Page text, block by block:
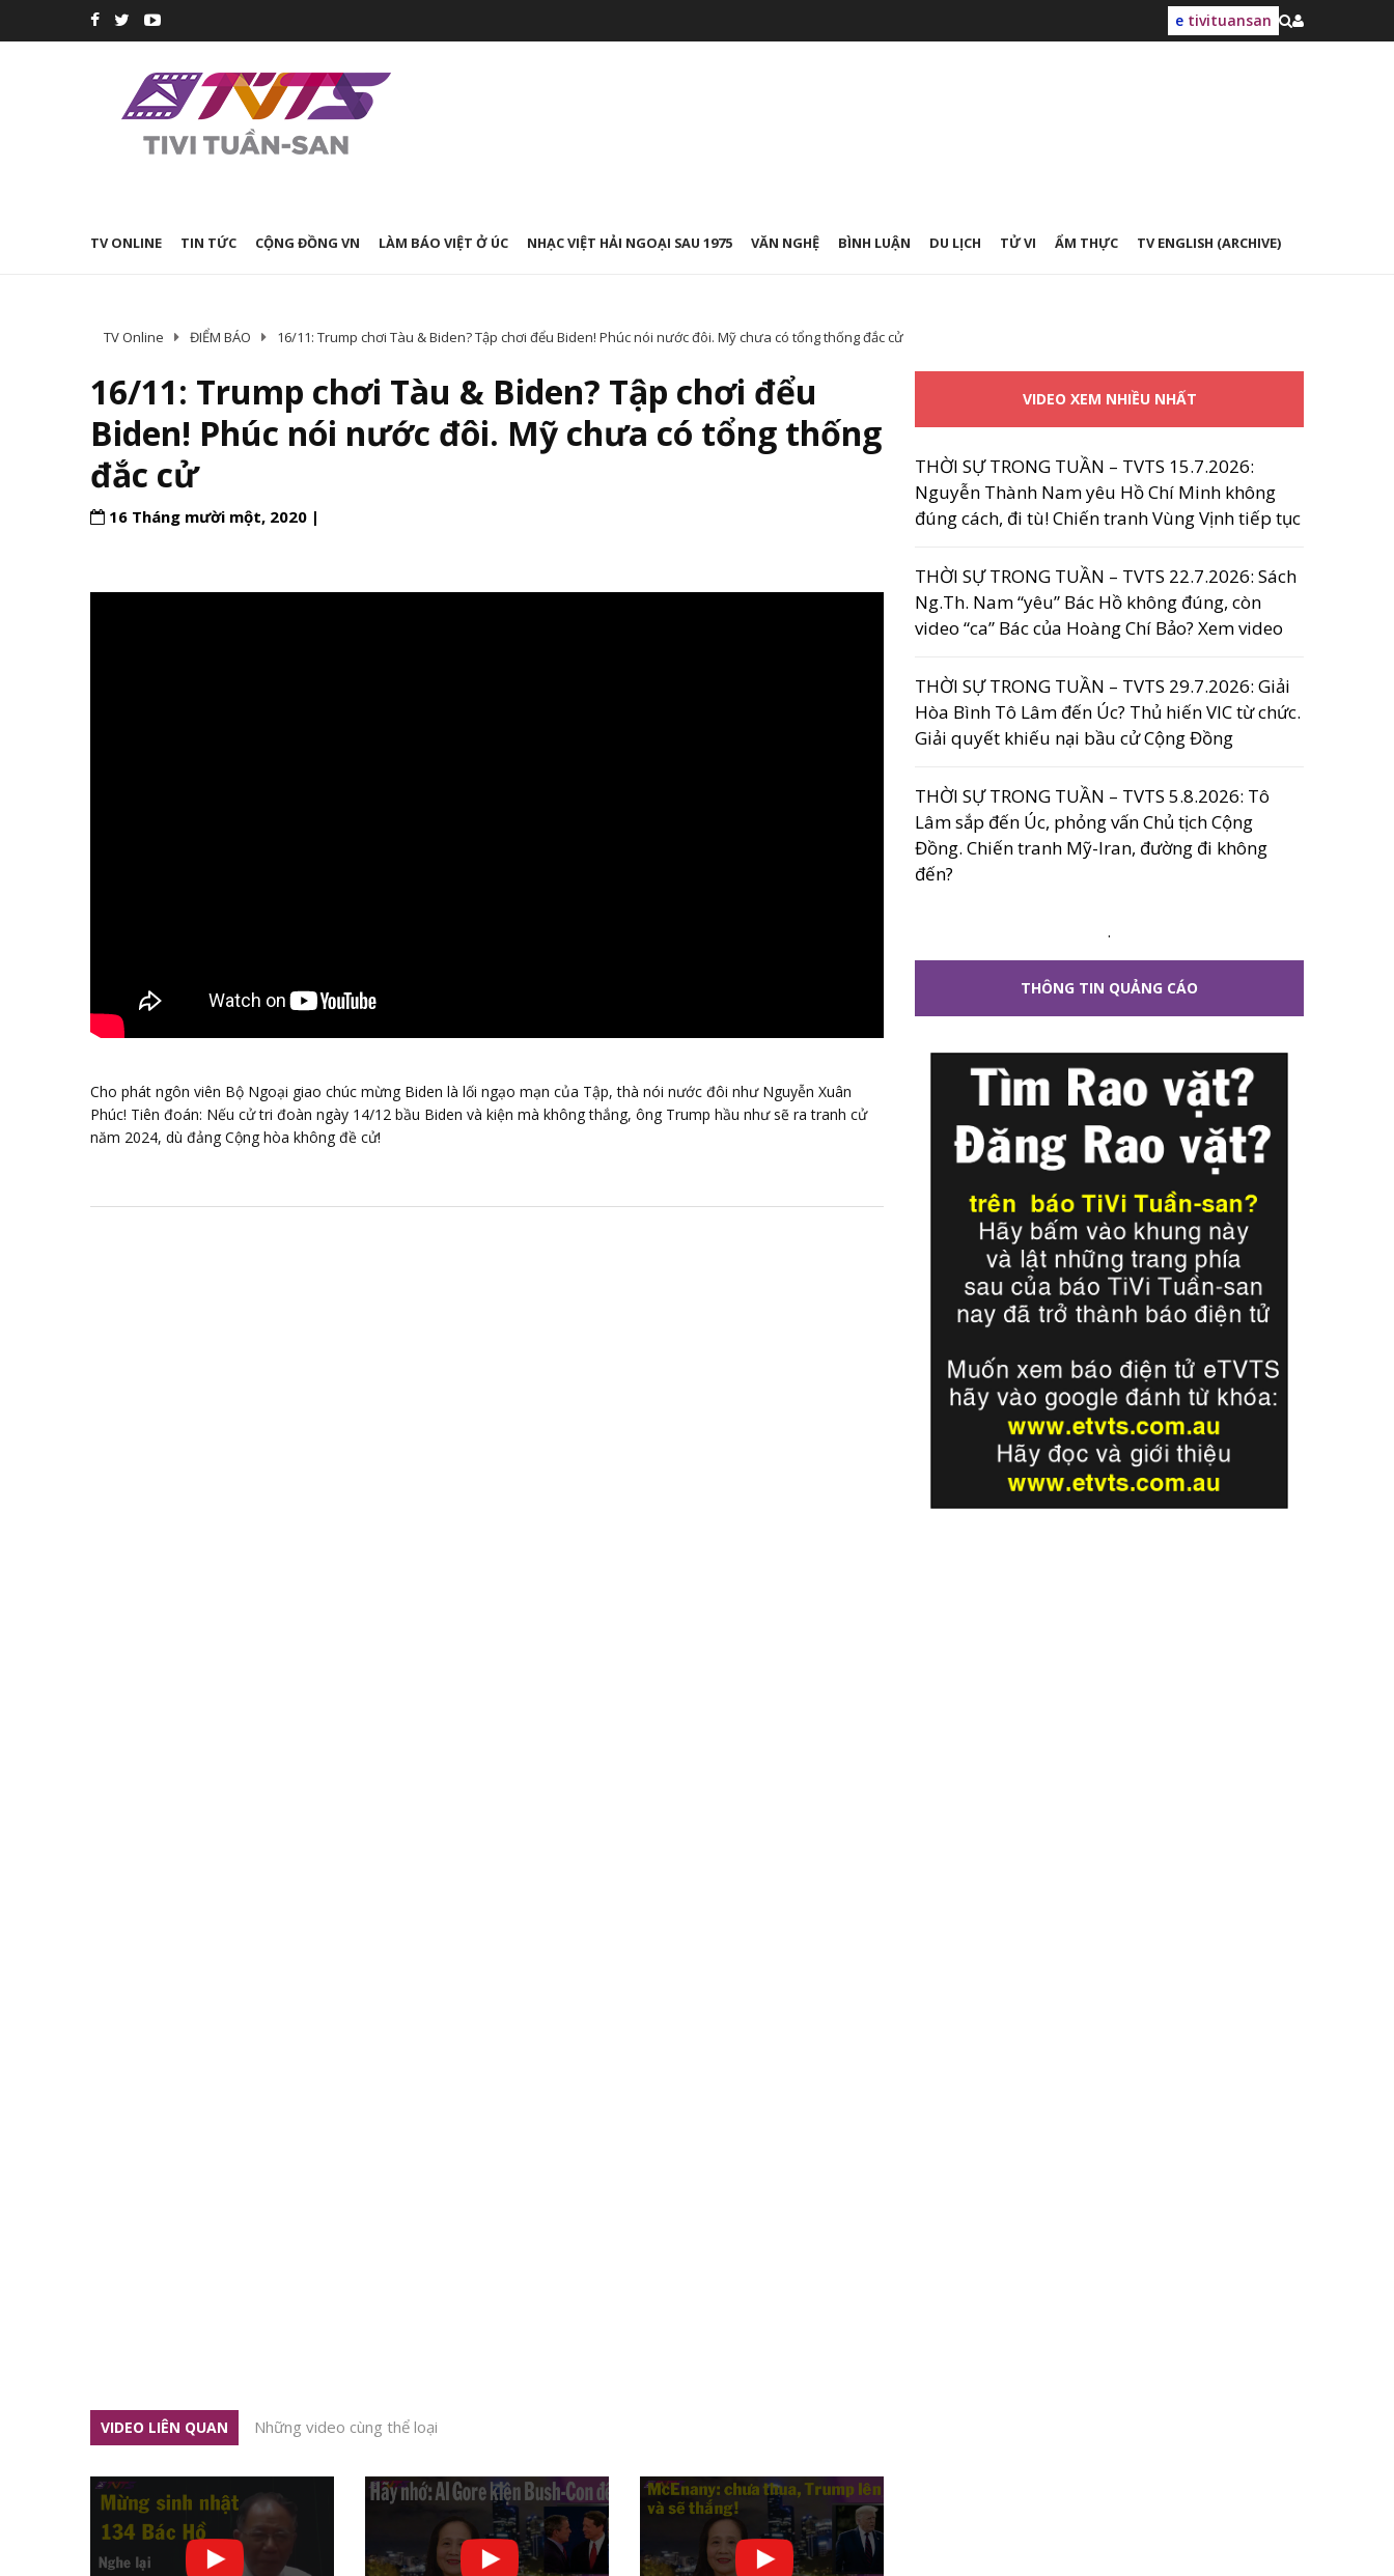
e tivituansan
TV ONLINE TIN TỨC CỘNG ĐỒNG VN LÀM BÁO VIỆT Ở ÚC NHẠC VIỆT HẢI NGOẠI SAU 1975 VĂN NGHỆ BÌNH LUẬN DU LỊCH TỬ VI ẨM THỰC TV ENGLISH (ARCHIVE)
TV Online ĐIỂM BÁO 16/11: Trump chơi Tàu & Biden? Tập chơi đểu Biden! Phúc nói nước đôi. Mỹ chưa có tổng thống đắc cử
16/11: Trump chơi Tàu & Biden? Tập chơi đểu
Biden! Phúc nói nước đôi. Mỹ chưa có tổng thống
đắc cử
16 Tháng mười một, 2020 |
Cho phát ngôn viên Bộ Ngoại giao chúc mừng Biden là lối ngạo mạn của Tập, thà nói nước đôi như Nguyễn Xuân
Phúc! Tiên đoán: Nếu cử tri đoàn ngày 14/12 bầu Biden và kiện mà không thắng, ông Trump hầu như sẽ ra tranh cử
năm 2024, dù đảng Cộng hòa không đề cử!
VIDEO LIÊN QUAN Những video cùng thể loại
VIDEO XEM NHIỀU NHẤT
THỜI SỰ TRONG TUẦN – TVTS 15.7.2026:
Nguyễn Thành Nam yêu Hồ Chí Minh không
đúng cách, đi tù! Chiến tranh Vùng Vịnh tiếp tục
THỜI SỰ TRONG TUẦN – TVTS 22.7.2026: Sách
Ng.Th. Nam “yêu” Bác Hồ không đúng, còn
video “ca” Bác của Hoàng Chí Bảo? Xem video
THỜI SỰ TRONG TUẦN – TVTS 29.7.2026: Giải
Hòa Bình Tô Lâm đến Úc? Thủ hiến VIC từ chức.
Giải quyết khiếu nại bầu cử Cộng Đồng
THỜI SỰ TRONG TUẦN – TVTS 5.8.2026: Tô
Lâm sắp đến Úc, phỏng vấn Chủ tịch Cộng
Đồng. Chiến tranh Mỹ-Iran, đường đi không
đến?
.
THÔNG TIN QUẢNG CÁO